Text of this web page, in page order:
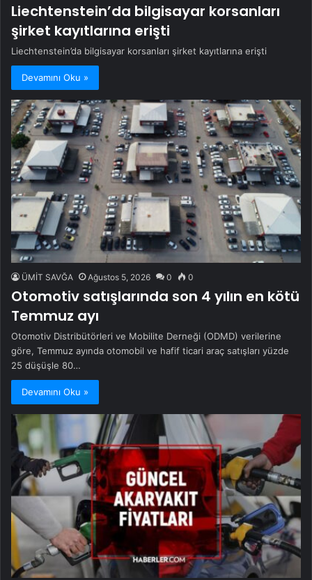
Liechtenstein’da bilgisayar korsanları
şirket kayıtlarına erişti
Liechtenstein’da bilgisayar korsanları şirket kayıtlarına erişti
Devamını Oku »
ÜMİT SAVĞA Ağustos 5, 2026 0 0
Otomotiv satışlarında son 4 yılın en kötü
Temmuz ayı
Otomotiv Distribütörleri ve Mobilite Derneği (ODMD) verilerine
göre, Temmuz ayında otomobil ve hafif ticari araç satışları yüzde
25 düşüşle 80…
Devamını Oku »